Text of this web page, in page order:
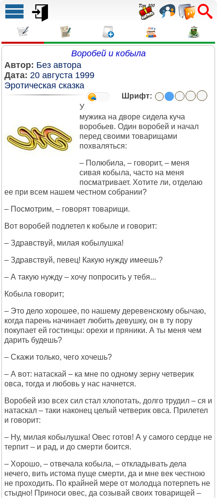
Воробей и кобыла
Автор: Без автора
Дата: 20 августа 1999
Эротическая сказка
Шрифт:
У
мужика на дворе сидела куча
воробьев. Один воробей и начал
перед своими товарищами
похваляться:
– Полюбила, – говорит, – меня
сивая кобыла, часто на меня
посматривает. Хотите ли, отделаю
ее при всем нашем честном собрании?
– Посмотрим, – говорят товарищи.
Вот воробей подлетел к кобыле и говорит:
– Здравствуй, милая кобылушка!
– Здравствуй, певец! Какую нужду имеешь?
– А такую нужду – хочу попросить у тебя...
Кобыла говорит;
– Это дело хорошее, по нашему деревенскому обычаю,
когда парень начинает любить девушку, он в ту пору
покупает ей гостинцы: орехи и пряники. А ты меня чем
дарить будешь?
– Скажи только, чего хочешь?
– А вот: натаскай – ка мне по одному зерну четверик
овса, тогда и любовь у нас начнется.
Воробей изо всех сил стал хлопотать, долго трудил – ся и
натаскал – таки наконец целый четверик овса. Прилетел
и говорит:
– Ну, милая кобылушка! Овес готов! А у самого сердце не
терпит – и рад, и до смерти боится.
– Хорошо, – отвечала кобыла, – откладывать дела
нечего, вить истома пуще смерти, да и мне век честною
не проходить. По крайней мере от молодца потерпеть не
стыдно! Приноси овес, да созывай своих товарищей –